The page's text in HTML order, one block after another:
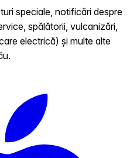
speciale, notificări despre
spălătorii, vulcanizări,
electrică) și multe alte